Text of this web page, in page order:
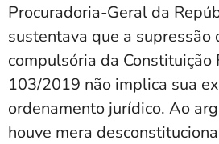
Procuradoria-Geral da
sustentava que a supressão
compulsória da Constituição
103/2019 não implica sua
ordenamento jurídico. Ao
houve mera